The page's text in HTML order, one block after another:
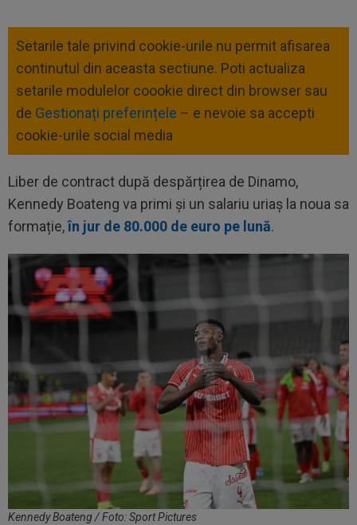
Setarile tale privind cookie-urile nu permit afisarea
continutul din aceasta sectiune. Poti actualiza
setarile modulelor coookie direct din browser sau
de Gestionați preferințele – e nevoie sa accepti
cookie-urile social media
Liber de contract după despărțirea de Dinamo,
Kennedy Boateng va primi și un salariu uriaș la noua sa
formație,în jur de 80.000 de euro pe lună.
Kennedy Boateng / Foto: Sport Pictures